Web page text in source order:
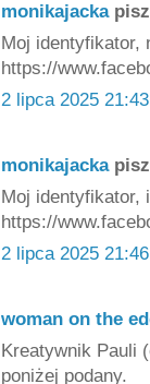
monikajacka
Moj identyfikator,
https://
2 lipca 2025 21:43
monikajacka
Moj identyfikator,
https://
2 lipca 2025 21:46
woman on the
Kreatywnik Pauli
poniżej podany.